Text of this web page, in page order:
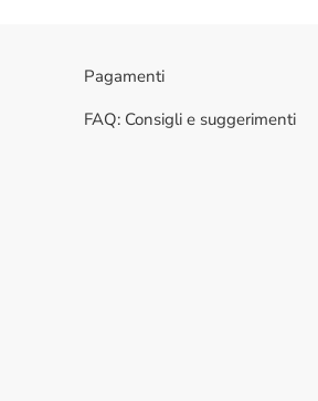
Pagamenti
FAQ: Consigli e suggerimenti